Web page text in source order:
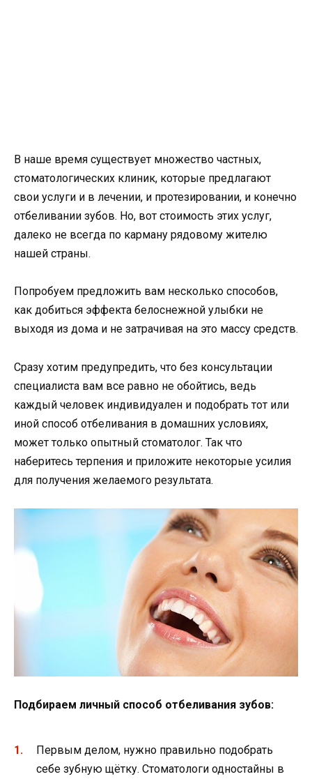
В наше время существует множество частных,
стоматологических клиник, которые предлагают
свои услуги и в лечении, и протезировании, и конечно
отбеливании зубов. Но, вот стоимость этих услуг,
далеко не всегда по карману рядовому жителю
нашей страны.
Попробуем предложить вам несколько способов,
как добиться эффекта белоснежной улыбки не
выходя из дома и не затрачивая на это массу средств.
Сразу хотим предупредить, что без консультации
специалиста вам все равно не обойтись, ведь
каждый человек индивидуален и подобрать тот или
иной способ отбеливания в домашних условиях,
может только опытный стоматолог. Так что
наберитесь терпения и приложите некоторые усилия
для получения желаемого результата.
Подбираем личный способ отбеливания зубов:
Первым делом, нужно правильно подобрать
себе зубную щётку. Стоматологи одностайны в